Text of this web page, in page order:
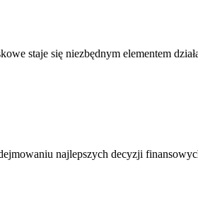
staje się niezbędnym elementem
najlepszych decyzji